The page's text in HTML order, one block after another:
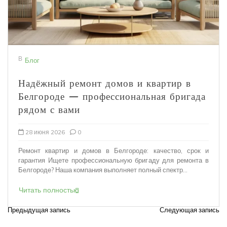
В Блог
Надёжный ремонт домов и квартир в
Белгороде — профессиональная бригада
рядом с вами
28 июня 2026 0
Ремонт квартир и домов в Белгороде: качество, срок и
гарантия Ищете профессиональную бригаду для ремонта в
Белгороде? Наша компания выполняет полный спектр...
Читать полностью
Н
Предыдущая запись Следующая запись